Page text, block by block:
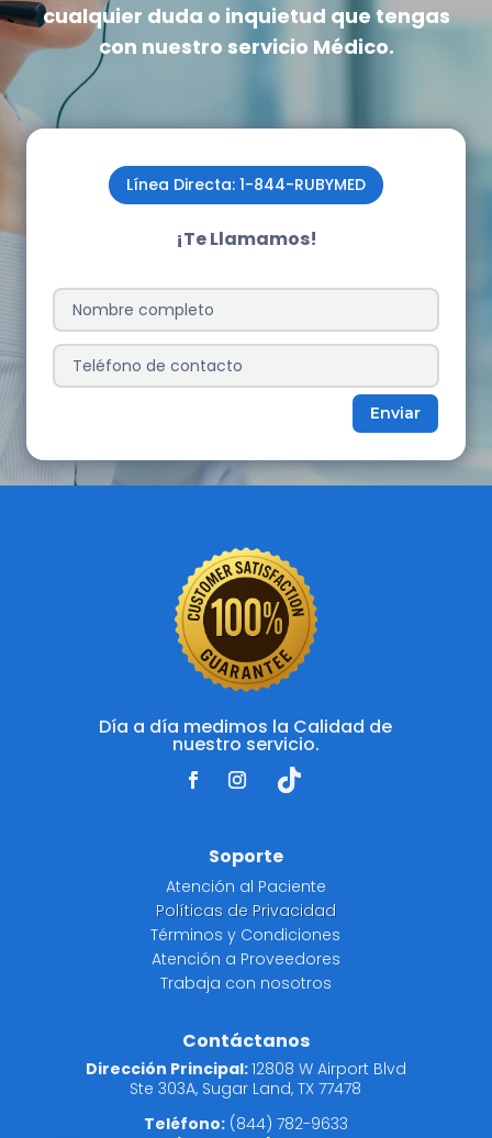
cualquier duda o inquietud que tengas
con nuestro servicio Médico.
Línea Directa: 1-844-RUBYMED
¡Te Llamamos!
Enviar
Día a día medimos la Calidad de
nuestro servicio.
Soporte
Atención al Paciente
Políticas de Privacidad
Términos y Condiciones
Atención a Proveedores
Trabaja con nosotros
Contáctanos
Dirección Principal:12808 W Airport Blvd
Ste 303A, Sugar Land, TX 77478
Teléfono: (844) 782-9633